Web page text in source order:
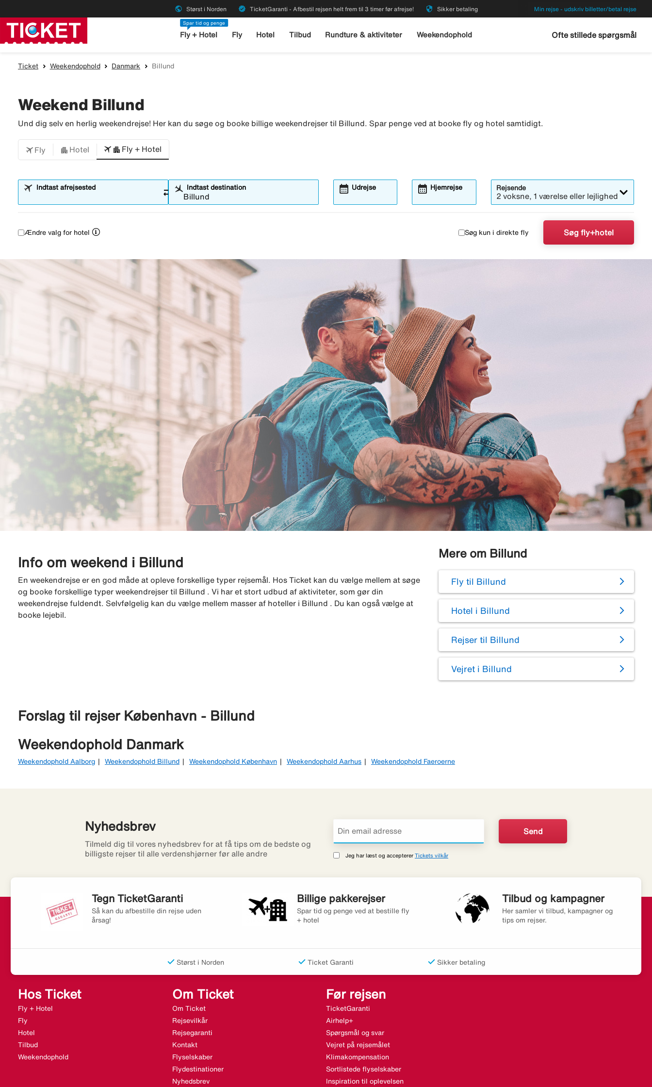
public Størst i Norden verified TicketGaranti - Afbestil rejsen helt frem til 3 timer før afrejse! security Sikker betaling Min rejse - udskriv billetter/betal rejse
Spar tid og penge
Fly + Hotel Fly Hotel Tilbud Rundture & aktiviteter Weekendophold Ofte stillede spørgsmål
Ticket Weekendophold Danmark Billund
Weekend Billund
Und dig selv en herlig weekendrejse! Her kan du søge og booke billige weekendrejser til Billund. Spar penge ved at booke fly og hotel samtidigt.
Fly Hotel Fly + Hotel
Indtast afrejsested sync_alt Indtast destination Udrejse
calendar_month Hjemrejse
calendar_month Rejsende
2 voksne, 1 værelse eller lejlighed
Ændre valg for hotel Søg kun i direkte fly Søg fly+hotel
Info om weekend i Billund
En weekendrejse er en god måde at opleve forskellige typer rejsemål. Hos Ticket kan du vælge mellem at søge
og booke forskellige typer weekendrejser til Billund . Vi har et stort udbud af aktiviteter, som gør din
weekendrejse fuldendt. Selvfølgelig kan du vælge mellem masser af hoteller i Billund . Du kan også vælge at
booke lejebil.
Mere om Billund
Fly til Billund
Hotel i Billund
Rejser til Billund
Vejret i Billund
Forslag til rejser København - Billund
Weekendophold Danmark
Weekendophold Aalborg Weekendophold Billund Weekendophold København Weekendophold Aarhus Weekendophold Faeroerne
Nyhedsbrev
Tilmeld dig til vores nyhedsbrev for at få tips om de bedste og
billigste rejser til alle verdenshjørner før alle andre
Jeg har læst og accepterer Tickets vilkår
Tegn TicketGaranti
Så kan du afbestille din rejse uden
årsag!
Billige pakkerejser
Spar tid og penge ved at bestille fly
+ hotel
Tilbud og kampagner
Her samler vi tilbud, kampagner og
tips om rejser.
Størst i Norden Ticket Garanti Sikker betaling
Hos Ticket
Fly + Hotel
Fly
Hotel
Tilbud
Weekendophold
Om Ticket
Om Ticket
Rejsevilkår
Rejsegaranti
Kontakt
Flyselskaber
Flydestinationer
Nyhedsbrev
Før rejsen
TicketGaranti
Airhelp+
Spørgsmål og svar
Vejret på rejsemålet
Klimakompensation
Sortlistede flyselskaber
Inspiration til oplevelsen